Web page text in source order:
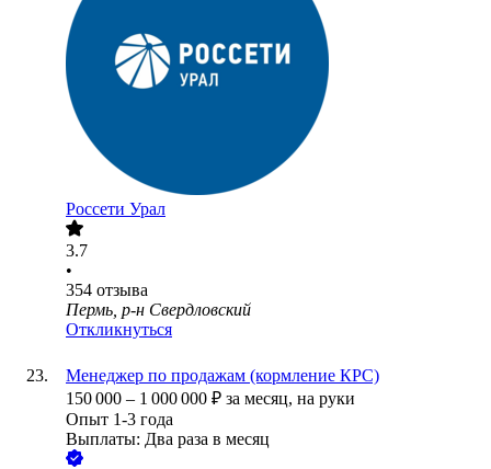
Россети Урал
3.7
•
354 отзыва
Пермь, р-н Свердловский
Откликнуться
Менеджер по продажам (кормление КРС)
150 000 – 1 000 000 ₽ за месяц, на руки
Опыт 1-3 года
Выплаты: Два раза в месяц